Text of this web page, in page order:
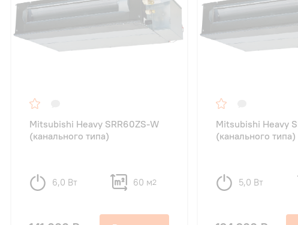
Mitsubishi Heavy SRR60ZS-W
(канального типа)
6,0 Вт 60 м2
Mitsubishi Heavy
(канального типа)
5,0 Вт